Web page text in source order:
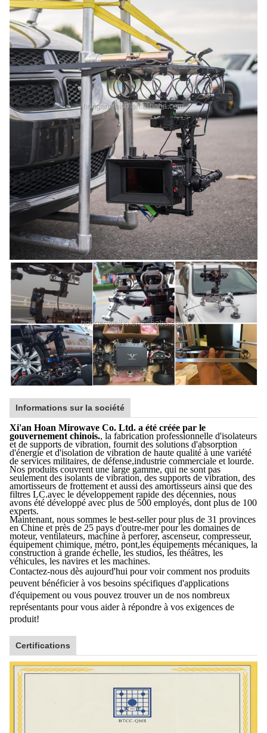
Informations sur la société
Xi'an Hoan Mirowave Co. Ltd. a été créée par le
gouvernement chinois., la fabrication professionnelle d'isolateurs
et de supports de vibration, fournit des solutions d'absorption
d'énergie et d'isolation de vibration de haute qualité à une variété
de services militaires, de défense,industrie commerciale et lourde.
Nos produits couvrent une large gamme, qui ne sont pas
seulement des isolants de vibration, des supports de vibration, des
amortisseurs de frottement et aussi des amortisseurs ainsi que des
filtres LC.avec le développement rapide des décennies, nous
avons été développé avec plus de 500 employés, dont plus de 100
experts.
Maintenant, nous sommes le best-seller pour plus de 31 provinces
en Chine et près de 25 pays d'outre-mer pour les domaines de
moteur, ventilateurs, machine à perforer, ascenseur, compresseur,
équipement chimique, métro, pont,les équipements mécaniques, la
construction à grande échelle, les studios, les théâtres, les
véhicules, les navires et les machines.
Contactez-nous dès aujourd'hui pour voir comment nos produits
peuvent bénéficier à vos besoins spécifiques d'applications
d'équipement ou vous pouvez trouver un de nos nombreux
représentants pour vous aider à répondre à vos exigences de
produit!
Certifications